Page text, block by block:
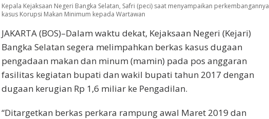
Kepala Kejaksaan Negeri Bangka Selatan, Safri (peci) saat menyampaikan perkembangannya
kasus Korupsi Makan Minimum kepada Wartawan
JAKARTA (BOS)–Dalam waktu dekat, Kejaksaan Negeri (Kejari)
Bangka Selatan segera melimpahkan berkas kasus dugaan
pengadaan makan dan minum (mamin) pada pos anggaran
fasilitas kegiatan bupati dan wakil bupati tahun 2017 dengan
dugaan kerugian Rp 1,6 miliar ke Pengadilan.
“Ditargetkan berkas perkara rampung awal Maret 2019 dan